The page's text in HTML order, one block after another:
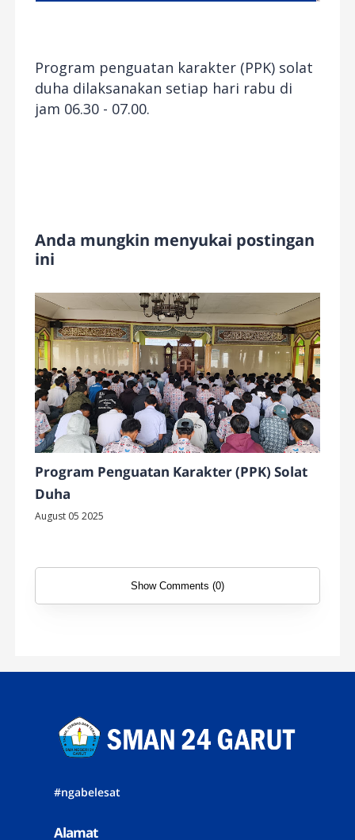
Program penguatan karakter (PPK) solat
duha dilaksanakan setiap hari rabu di
jam 06.30 - 07.00.
Anda mungkin menyukai postingan
ini
Program Penguatan Karakter (PPK) Solat
Duha
August 05 2025
Show Comments (0)
#ngabelesat
Alamat